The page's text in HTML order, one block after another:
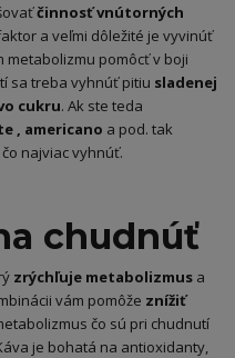
činnosť vnútorných
a veľmi dôležité je vyvinúť
metabolizmu pomôcť v boji
sa treba vyhnúť pitiu sladenej
cukru. Ak ste teda
, americano a pod. tak
najviac vyhnúť.
chudnúť
zrýchľuje metabolizmus a
vám pomôže znížiť
čo sú pri chudnutí
je bohatá na antioxidanty,